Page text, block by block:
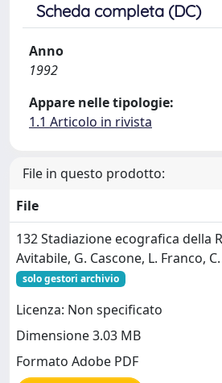
Scheda completa (DC)
Anno
1992
Appare nelle tipologie:
1.1 Articolo in rivista
File in questo prodotto:
File
132 Stadiazione ecografica della
Avitabile, G. Cascone, L. Franco,
solo gestori archivio
Licenza: Non specificato
Dimensione 3.03 MB
Formato Adobe PDF